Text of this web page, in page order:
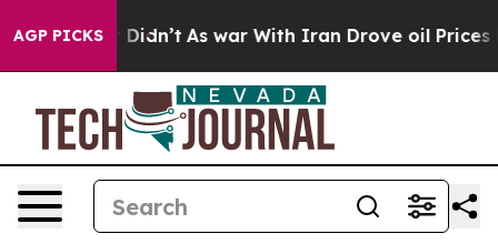
AGP PICKS
it Didn’t As war With Iran Drove oil Prices Higher,